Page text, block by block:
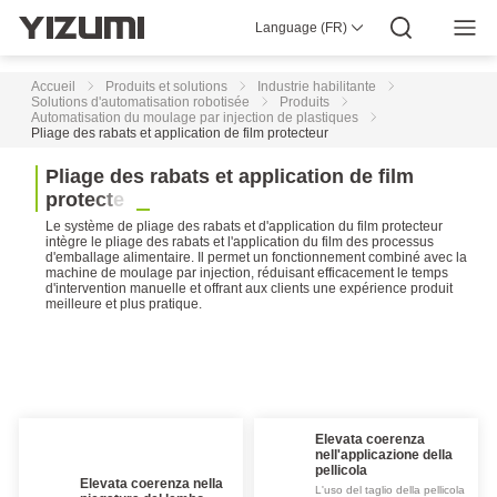
Language (FR)
pression
moulage
sous
pression
Test
de
surface
Automatisation
du
du
À propos de nous YIZUMI 4.0
YIZUMI Mondial
Télécharger
Accueil Produits et solutions
Industrie habilitante
Solutions d'automatisation robotisée
Produits
Automatisation du moulage par injection de plastiques
Pliage des rabats et application de film protecteur
Pliage des rabats et application de film
protecte
Le système de pliage des rabats et d'application du film protecteur
intègre le pliage des rabats et l'application du film des processus
d'emballage alimentaire. Il permet un fonctionnement combiné avec la
machine de moulage par injection, réduisant efficacement le temps
d'intervention manuelle et offrant aux clients une expérience produit
meilleure et plus pratique.
Elevata coerenza nella
Elevata coerenza
nell'applicazione della
pellicola
L'uso del taglio della pellicola